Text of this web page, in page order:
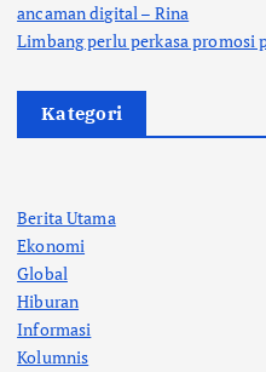
ancaman digital – Rina
Limbang perlu perkasa promosi
Kategori
Berita Utama
Ekonomi
Global
Hiburan
Informasi
Kolumnis